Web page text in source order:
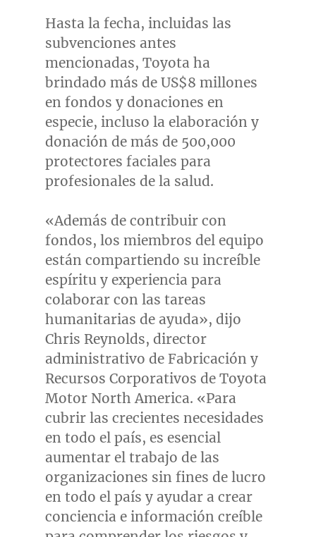
Hasta la fecha, incluidas las
subvenciones antes
mencionadas, Toyota ha
brindado más de US$8 millones
en fondos y donaciones en
especie, incluso la elaboración y
donación de más de 500,000
protectores faciales para
profesionales de la salud.
«Además de contribuir con
fondos, los miembros del equipo
están compartiendo su increíble
espíritu y experiencia para
colaborar con las tareas
humanitarias de ayuda», dijo
Chris Reynolds, director
administrativo de Fabricación y
Recursos Corporativos de Toyota
Motor North America. «Para
cubrir las crecientes necesidades
en todo el país, es esencial
aumentar el trabajo de las
organizaciones sin fines de lucro
en todo el país y ayudar a crear
conciencia e información creíble